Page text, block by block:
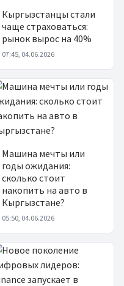
Кыргызстанцы стали
чаще страховаться:
рынок вырос на 40%
07:45, 04.06.2026
Машина мечты или
годы ожидания:
сколько стоит
накопить на авто в
Кыргызстане?
05:50, 04.06.2026